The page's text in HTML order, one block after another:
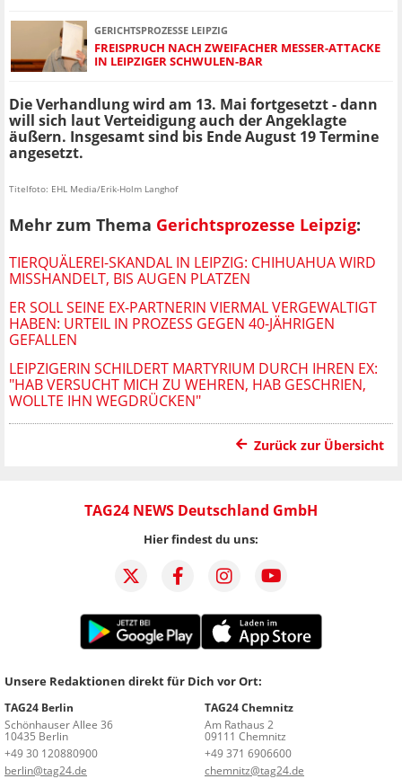
GERICHTSPROZESSE LEIPZIG
FREISPRUCH NACH ZWEIFACHER MESSER-ATTACKE
IN LEIPZIGER SCHWULEN-BAR
Die Verhandlung wird am 13. Mai fortgesetzt - dann
will sich laut Verteidigung auch der Angeklagte
äußern. Insgesamt sind bis Ende August 19 Termine
angesetzt.
Titelfoto: EHL Media/Erik-Holm Langhof
Mehr zum Thema Gerichtsprozesse Leipzig:
TIERQUÄLEREI-SKANDAL IN LEIPZIG: CHIHUAHUA WIRD
MISSHANDELT, BIS AUGEN PLATZEN
ER SOLL SEINE EX-PARTNERIN VIERMAL VERGEWALTIGT
HABEN: URTEIL IN PROZESS GEGEN 40-JÄHRIGEN
GEFALLEN
LEIPZIGERIN SCHILDERT MARTYRIUM DURCH IHREN EX:
"HAB VERSUCHT MICH ZU WEHREN, HAB GESCHRIEN,
WOLLTE IHN WEGDRÜCKEN"
Zurück zur Übersicht
TAG24 NEWS Deutschland GmbH
Hier findest du uns:
Unsere Redaktionen direkt für Dich vor Ort:
TAG24 Berlin
Schönhauser Allee 36
10435 Berlin
+49 30 120880900
berlin@tag24.de
TAG24 Chemnitz
Am Rathaus 2
09111 Chemnitz
+49 371 6906600
chemnitz@tag24.de